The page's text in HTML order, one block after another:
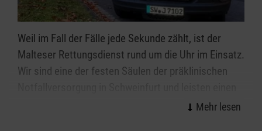
Weil im Fall der Fälle jede Sekunde zählt, ist der
Malteser Rettungsdienst rund um die Uhr im Einsatz.
Wir sind eine der festen Säulen der präklinischen
wichtigen Beitrag für eine optimale Versorgung von